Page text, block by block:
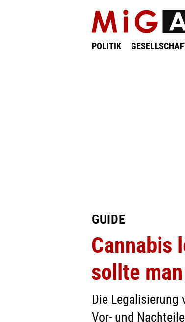
POLITIK
GUIDE
Cannabis
sollte
Die Legalisierung
Vor- und